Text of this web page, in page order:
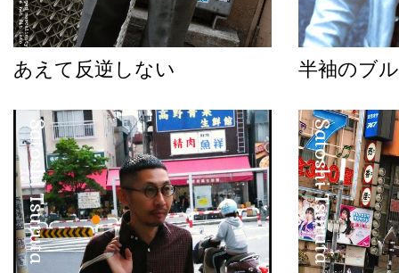
あえて反逆しない 半袖のブ
Satoshi Tsuruta Satoshi Tsuruta